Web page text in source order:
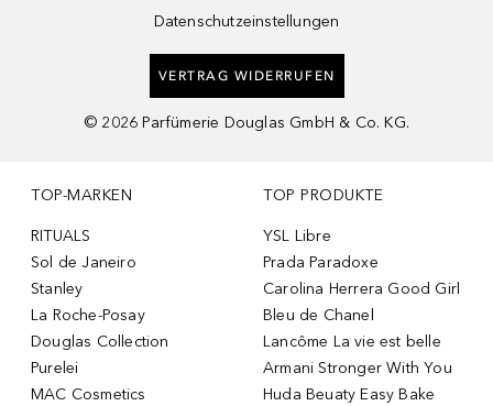
Datenschutzeinstellungen
VERTRAG WIDERRUFEN
© 2026 Parfümerie Douglas GmbH & Co. KG.
TOP-MARKEN
RITUALS
Sol de Janeiro
Stanley
La Roche-Posay
Douglas Collection
Purelei
MAC Cosmetics
TOP PRODUKTE
YSL Libre
Prada Paradoxe
Carolina Herrera Good Girl
Bleu de Chanel
Lancôme La vie est belle
Armani Stronger With You
Huda Beuaty Easy Bake